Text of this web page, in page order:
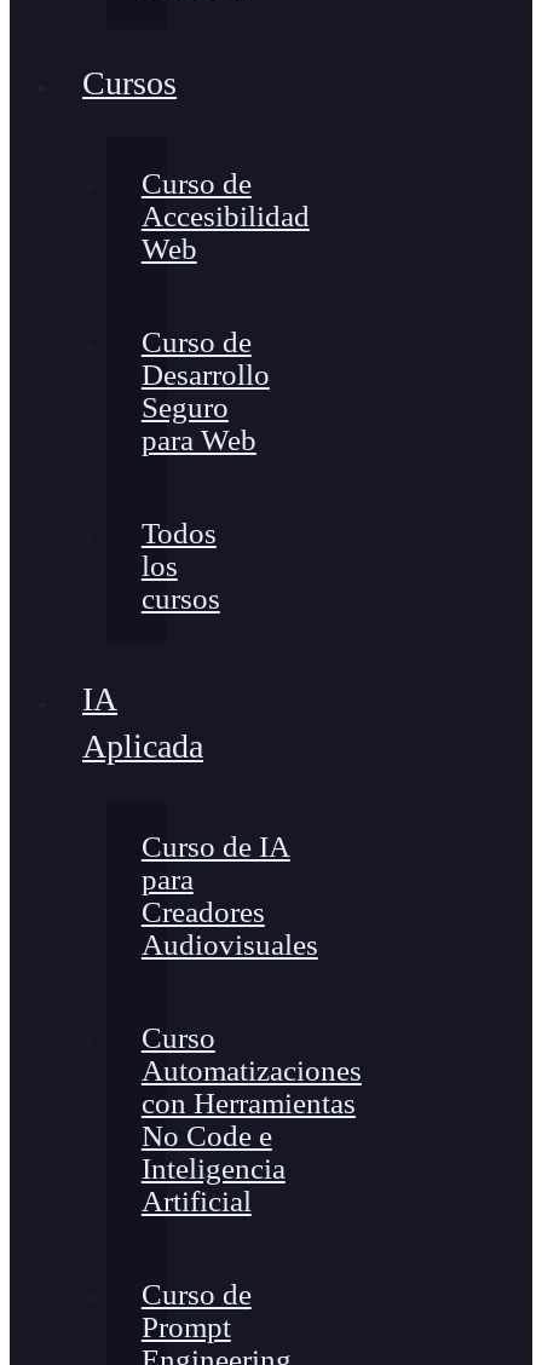
Cursos
Curso de
Accesibilidad
Web
Curso de
Desarrollo
Seguro
para Web
Todos
los
cursos
IA
Aplicada
Curso de IA
para
Creadores
Audiovisuales
Curso
Automatizaciones
con Herramientas
No Code e
Inteligencia
Artificial
Curso de
Prompt